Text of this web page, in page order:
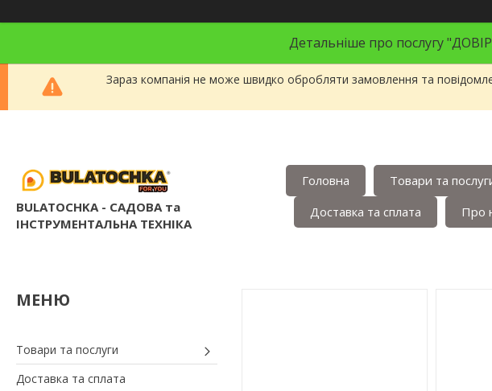
Детальніше про послугу
Зараз компанія не може швидко обробляти замовлення та
BULATOCHKA - САДОВА та
ІНСТРУМЕНТАЛЬНА ТЕХНІКА
Головна Товари та
Доставка та сплата
Про
Товари та послуги
Доставка та сплата